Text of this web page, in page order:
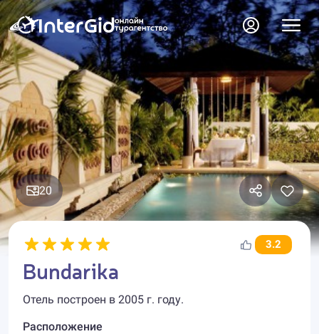
20
3.2
Bundarika
Отель построен в 2005 г. году.
Расположение